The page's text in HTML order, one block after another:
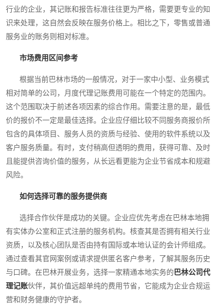
行业的企业，其记账和报告标准往往更为严格，需要更专业的知
识来处理，这自然会反映在服务价格上。相比之下，零售或普通
服务业的账务则相对标准。
市场费用区间参考
根据当前巴林市场的一般情况，对于一家中小型、业务模式
相对简单的公司，月度代理记账费用可能在一个特定的范围内。
这个范围取决于前述各项因素的综合作用。需要注意的是，最低
价的报价不一定是最佳选择。企业应仔细比较不同服务商报价所
包含的具体项目、服务人员的资质与经验、使用的软件系统以及
客户服务质量。有时，支付稍高但透明的费用，获得可靠、及时
且能提供咨询价值的服务，从长远看更能为企业节省成本和规避
风险。
如何选择可靠的服务提供商
选择合作伙伴是成功的关键。企业应优先考虑在巴林本地拥
有实体办公室和正式注册的服务机构。核查其是否拥有相关行业
资质，以及核心团队是否由持有国际或本地认证的会计师组成。
通过查看其官网案例或请求提供匿名客户参考，了解其服务历史
与口碑。在巴林开展业务，选择一家精通本地实务的 巴林公司代
理记账伙伴，其价值远超单纯的费用节省，它能成为企业合规运
营和财务健康的守护者。